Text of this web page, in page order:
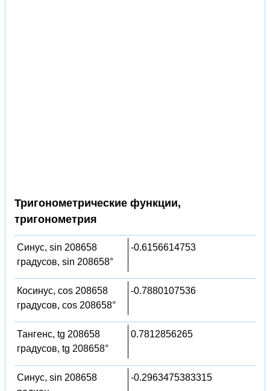
Тригонометрические функции,
тригонометрия
Синус, sin 208658
градусов, sin 208658°
-0.6156614753
Косинус, cos 208658
градусов, cos 208658°
-0.7880107536
Тангенс, tg 208658
градусов, tg 208658°
0.7812856265
Синус, sin 208658
-0.2963475383315